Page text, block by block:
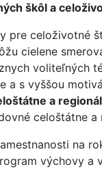
škôl a
pre celoživotné
cielene
voliteľných
a s vyššou
a
celoštátne
na
výchovy a